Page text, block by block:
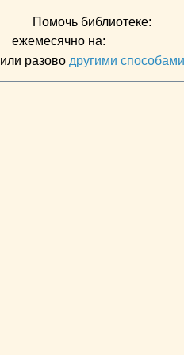
Помочь библиотеке:
ежемесячно на:
или разово другими способами